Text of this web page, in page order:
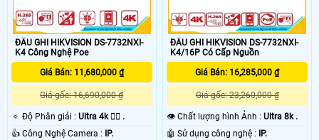
ĐẦU GHI HIKVISION DS-7732NXI-
K4 Công Nghệ Poe
Giá Bán: 11,680,000 ₫
Giá gốc: 16,690,000 ₫
🔅 Độ Phân giải : Ultra 4k 👍🏾 .
👍 Công Nghệ Camera :
IP.
ĐẦU GHI HIKVISION DS-7732NXI-
K4/16P Có Cấp Nguồn
Giá Bán: 16,285,000 ₫
Giá gốc: 23,260,000 ₫
👁 Chất lượng hình Ảnh :Ultra 8k .
🤖️ Sử dụng công nghệ :
IP.